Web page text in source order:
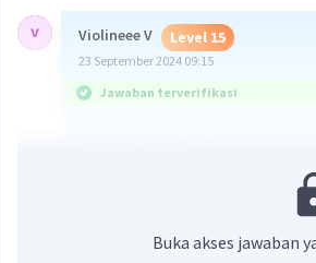
Violineee V Level 15
23 September 2024 09:15
Jawaban terverifikasi
Buka akses jawaban